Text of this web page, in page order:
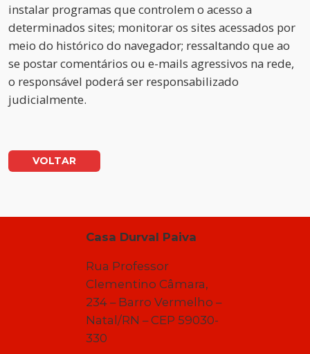
instalar programas que controlem o acesso a
determinados sites; monitorar os sites acessados por
meio do histórico do navegador; ressaltando que ao
se postar comentários ou e-mails agressivos na rede,
o responsável poderá ser responsabilizado
judicialmente.
VOLTAR
Casa Durval Paiva
Rua Professor
Clementino Câmara,
234 – Barro Vermelho –
Natal/RN – CEP 59030-
330